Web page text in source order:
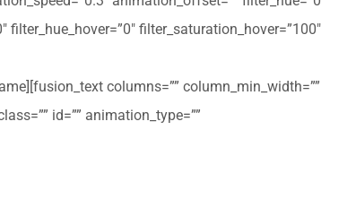
filter_saturation_hover=”100″
columns=”” column_min_width=””
id=”” animation_type=””